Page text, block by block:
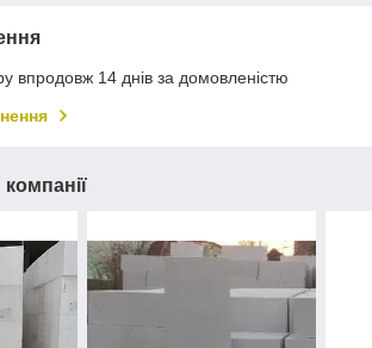
впродовж 14 днів за домовленістю